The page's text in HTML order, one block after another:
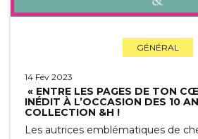
GÉNÉRAL
14 Fév 2023
« ENTRE LES PAGES DE TON
INÉDIT À L’OCCASION DES 10
COLLECTION &H !
Les autrices emblématiques de